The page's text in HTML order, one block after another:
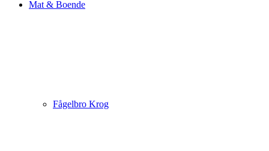
Mat & Boende
Fågelbro Krog